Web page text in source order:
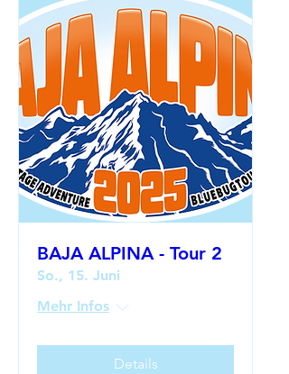
BAJA ALPINA - Tour 2
So., 15. Juni
Mehr Infos
Details